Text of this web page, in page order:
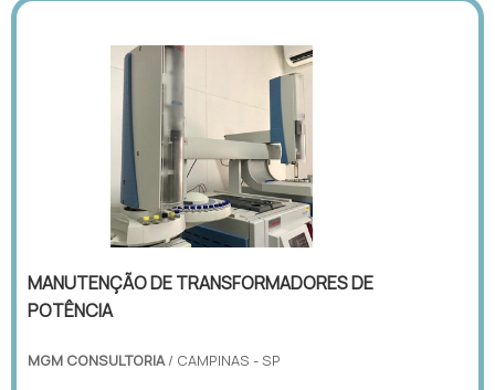
MANUTENÇÃO DE TRANSFORMADORES DE
POTÊNCIA
MGM CONSULTORIA/ CAMPINAS - SP